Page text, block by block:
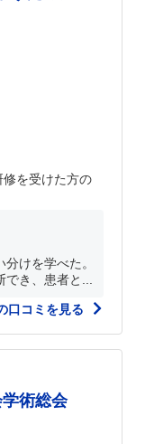
修を受けた方の
けを学べた。
でき、患者と...
口コミを見る
術総会